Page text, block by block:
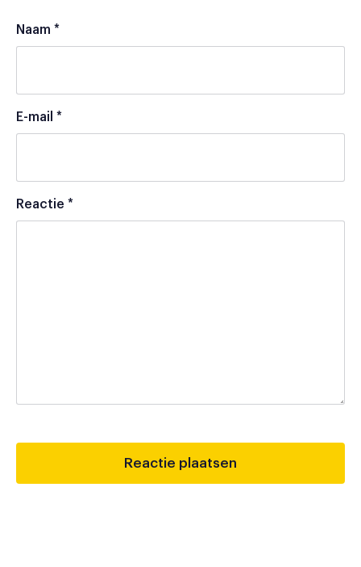
Naam *
E-mail *
Reactie *